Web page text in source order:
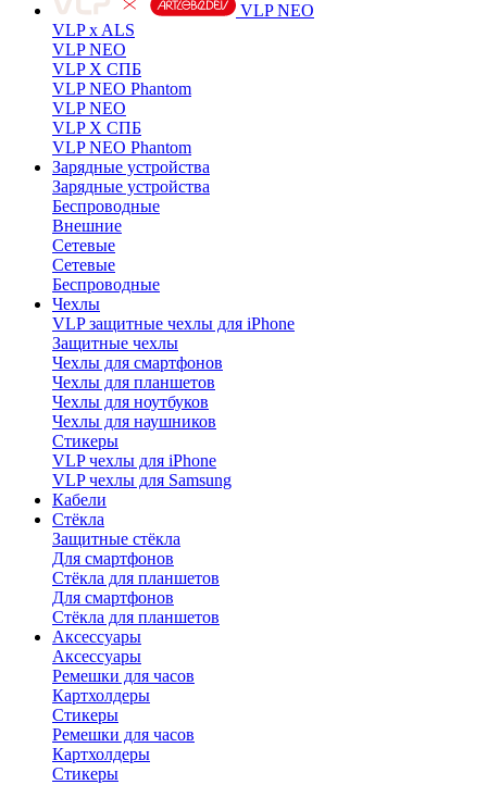
VLP NEO
VLP x ALS
VLP NEO
VLP X СПБ
VLP NEO Phantom
VLP NEO
VLP X СПБ
VLP NEO Phantom
Зарядные устройства
Зарядные устройства
Беспроводные
Внешние
Сетевые
Сетевые
Беспроводные
Чехлы
VLP защитные чехлы для iPhone
Защитные чехлы
Чехлы для смартфонов
Чехлы для планшетов
Чехлы для ноутбуков
Чехлы для наушников
Стикеры
VLP чехлы для iPhone
VLP чехлы для Samsung
Кабели
Стёкла
Защитные стёкла
Для смартфонов
Стёкла для планшетов
Для смартфонов
Стёкла для планшетов
Аксессуары
Аксессуары
Ремешки для часов
Картхолдеры
Стикеры
Ремешки для часов
Картхолдеры
Стикеры